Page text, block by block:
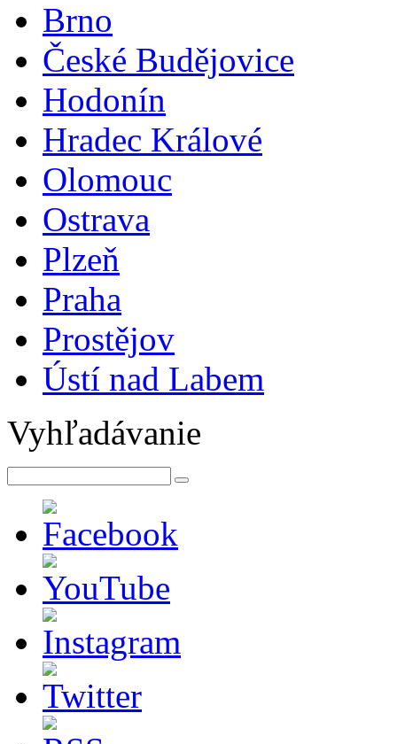
Brno
České Budějovice
Hodonín
Hradec Králové
Olomouc
Ostrava
Plzeň
Praha
Prostějov
Ústí nad Labem
Vyhľadávanie